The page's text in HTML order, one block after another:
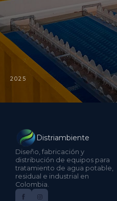
2025
Distriambiente
Diseño, fabricación y
distribución de equipos para
tratamiento de agua potable,
residual e industrial en
Colombia.